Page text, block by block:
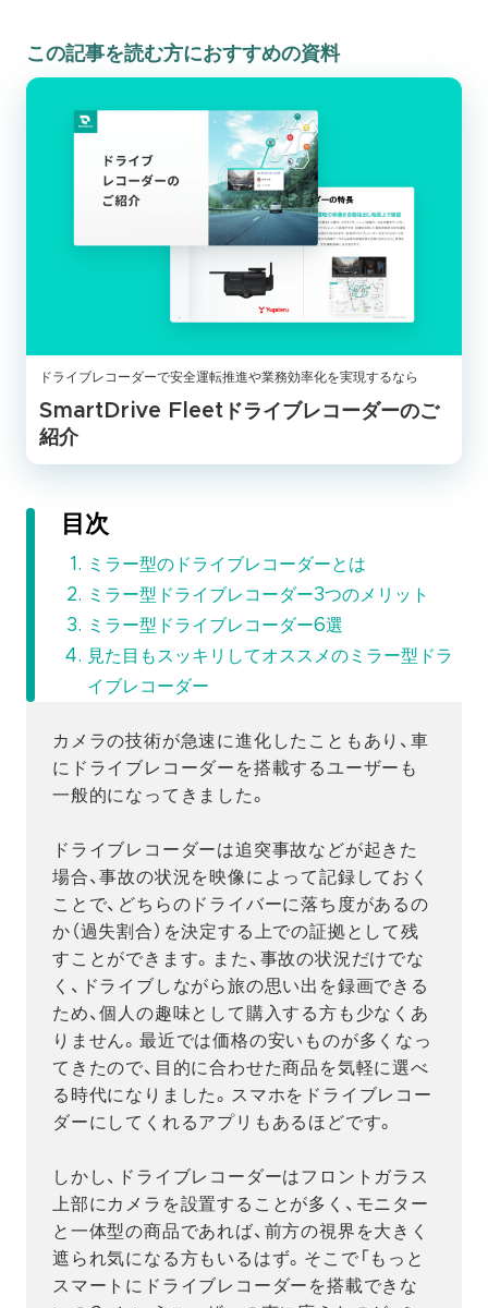
この記事を読む方におすすめの資料
ドライブレコーダーで安全運転推進や業務効率化を実現するなら
SmartDrive Fleetドライブレコーダーのご
紹介
目次
ミラー型のドライブレコーダーとは
ミラー型ドライブレコーダー3つのメリット
ミラー型ドライブレコーダー6選
見た目もスッキリしてオススメのミラー型ドラ
イブレコーダー
カメラの技術が急速に進化したこともあり、車
にドライブレコーダーを搭載するユーザーも
一般的になってきました。
ドライブレコーダーは追突事故などが起きた
場合、事故の状況を映像によって記録しておく
ことで、どちらのドライバーに落ち度があるの
か（過失割合）を決定する上での証拠として残
すことができます。また、事故の状況だけでな
く、ドライブしながら旅の思い出を録画できる
ため、個人の趣味として購入する方も少なくあ
りません。最近では価格の安いものが多くなっ
てきたので、目的に合わせた商品を気軽に選べ
る時代になりました。スマホをドライブレコー
ダーにしてくれるアプリもあるほどです。
しかし、ドライブレコーダーはフロントガラス
上部にカメラを設置することが多く、モニター
と一体型の商品であれば、前方の視界を大きく
遮られ気になる方もいるはず。そこで「もっと
スマートにドライブレコーダーを搭載できな